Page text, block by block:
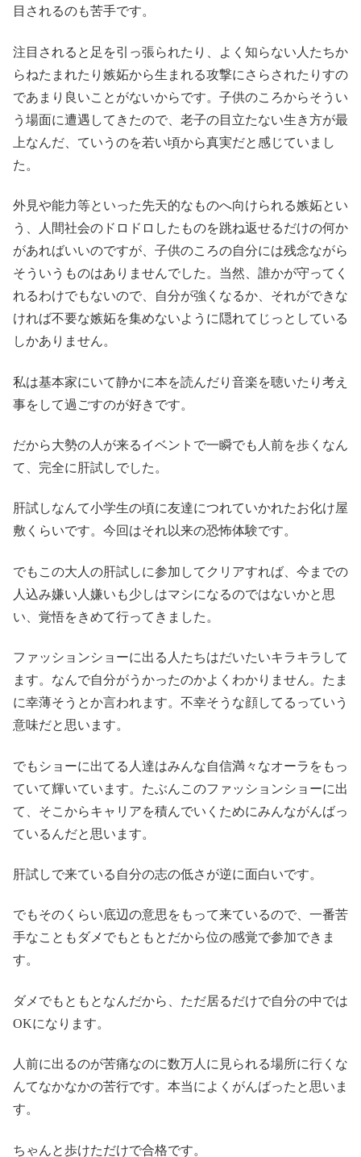
目されるのも苦手です。
注目されると足を引っ張られたり、よく知らない人たちか
らねたまれたり嫉妬から生まれる攻撃にさらされたりすの
であまり良いことがないからです。子供のころからそうい
う場面に遭遇してきたので、老子の目立たない生き方が最
上なんだ、ていうのを若い頃から真実だと感じていまし
た。
外見や能力等といった先天的なものへ向けられる嫉妬とい
う、人間社会のドロドロしたものを跳ね返せるだけの何か
があればいいのですが、子供のころの自分には残念ながら
そういうものはありませんでした。当然、誰かが守ってく
れるわけでもないので、自分が強くなるか、それができな
ければ不要な嫉妬を集めないように隠れてじっとしている
しかありません。
私は基本家にいて静かに本を読んだり音楽を聴いたり考え
事をして過ごすのが好きです。
だから大勢の人が来るイベントで一瞬でも人前を歩くなん
て、完全に肝試しでした。
肝試しなんて小学生の頃に友達につれていかれたお化け屋
敷くらいです。今回はそれ以来の恐怖体験です。
でもこの大人の肝試しに参加してクリアすれば、今までの
人込み嫌い人嫌いも少しはマシになるのではないかと思
い、覚悟をきめて行ってきました。
ファッションショーに出る人たちはだいたいキラキラして
ます。なんで自分がうかったのかよくわかりません。たま
に幸薄そうとか言われます。不幸そうな顔してるっていう
意味だと思います。
でもショーに出てる人達はみんな自信満々なオーラをもっ
ていて輝いています。たぶんこのファッションショーに出
て、そこからキャリアを積んでいくためにみんながんばっ
ているんだと思います。
肝試しで来ている自分の志の低さが逆に面白いです。
でもそのくらい底辺の意思をもって来ているので、一番苦
手なこともダメでもともとだから位の感覚で参加できま
す。
ダメでもともとなんだから、ただ居るだけで自分の中では
OKになります。
人前に出るのが苦痛なのに数万人に見られる場所に行くな
んてなかなかの苦行です。本当によくがんばったと思いま
す。
ちゃんと歩けただけで合格です。